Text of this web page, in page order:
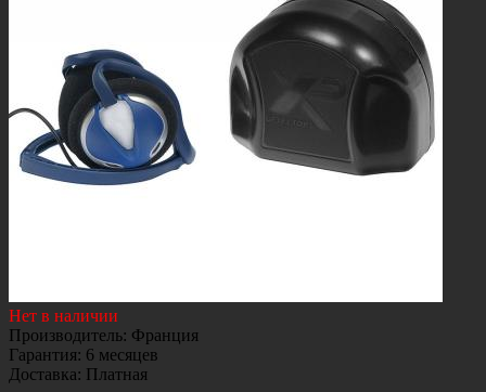
Нет в наличии
Производитель: Франция
Гарантия: 6 месяцев
Доставка: Платная